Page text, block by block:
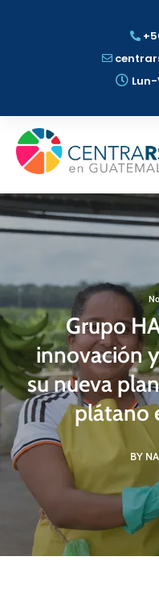
Grupo
innovación
su nueva
plátano
BY